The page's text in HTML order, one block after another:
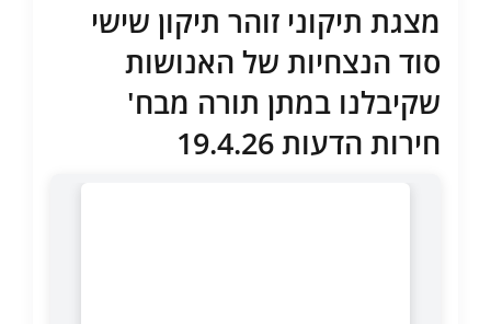
שיעור יומימצגת תיקוני זוהר תיקון שישי
סוד הנצחיות של האנושות
שקיבלנו במתן תורה מבח'
חירות הדעות 19.4.26